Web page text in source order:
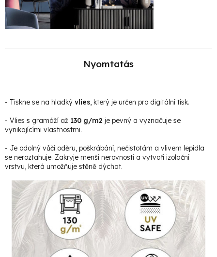
Nyomtatás
- Tiskne se na hladký vlies, který je určen pro digitální tisk.
- Vlies s gramáží až 130 g/m2 je pevný a vyznačuje se
vynikajícími vlastnostmi.
- Je odolný vůči oděru, poškrábání, nečistotám a vlivem lepidla
se neroztahuje. Zakryje menší nerovnosti a vytvoří izolační
vrstvu, která umožňuje stěně dýchat.